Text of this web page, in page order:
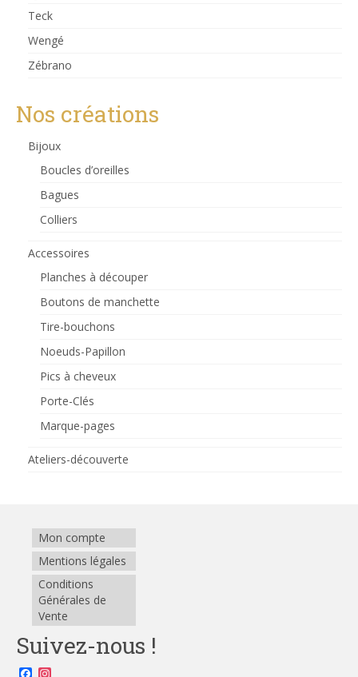
Teck
Wengé
Zébrano
Nos créations
Bijoux
Boucles d’oreilles
Bagues
Colliers
Accessoires
Planches à découper
Boutons de manchette
Tire-bouchons
Noeuds-Papillon
Pics à cheveux
Porte-Clés
Marque-pages
Ateliers-découverte
Mon compte
Mentions légales
Conditions
Générales de
Vente
Suivez-nous !